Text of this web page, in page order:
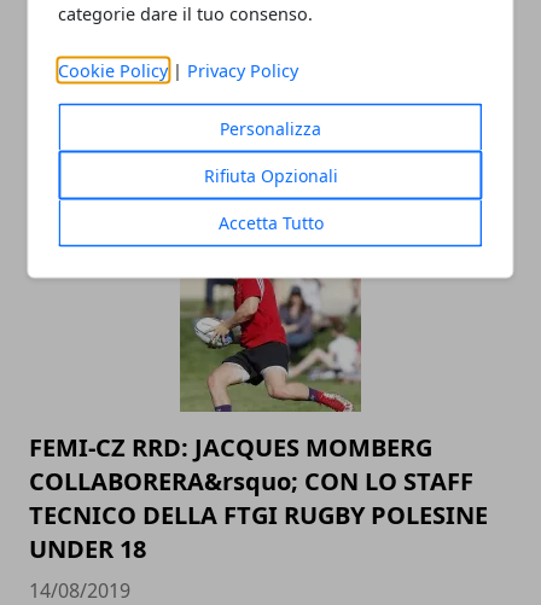
categorie dare il tuo consenso.
Cookie Policy | Privacy Policy
Personalizza
Rifiuta Opzionali
Accetta Tutto
FEMI-CZ RRD: MARC THOMAS RITORNA
IN GALLES
FEMI-CZ RRD: JACQUES MOMBERG
COLLABORERA&rsquo; CON LO STAFF
TECNICO DELLA FTGI RUGBY POLESINE
UNDER 18
14/08/2019